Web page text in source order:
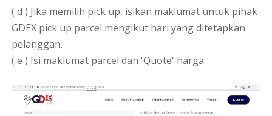
( d ) Jika memilih pick up, isikan maklumat untuk pihak
GDEX pick up parcel mengikut hari yang ditetapkan
pelanggan.
( e ) Isi maklumat parcel dan 'Quote' harga.